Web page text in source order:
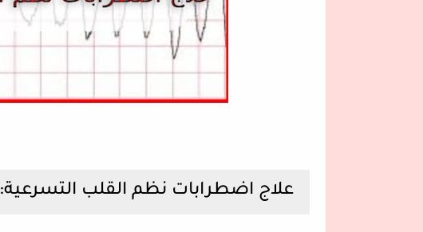
علاج اضطرابات نظم القلب التسرعية: